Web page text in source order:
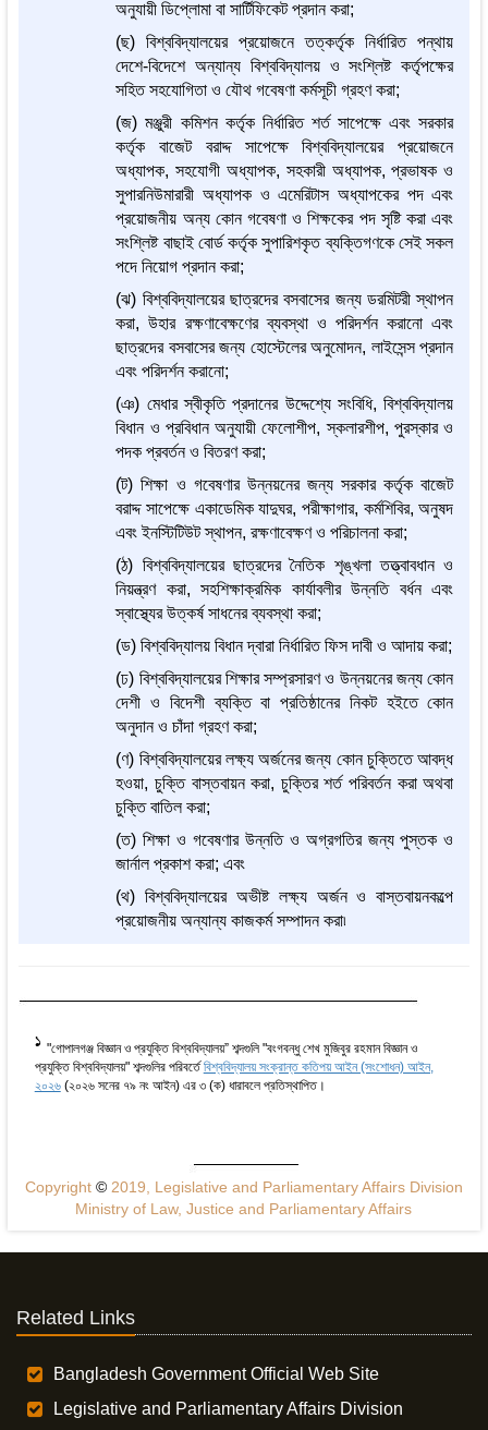
অনুযায়ী ডিপ্লোমা বা সার্টিফিকেট প্রদান করা;
(ছ) বিশ্ববিদ্যালয়ের প্রয়োজনে তত্কর্তৃক নির্ধারিত পন্থায়
দেশে-বিদেশে অন্যান্য বিশ্ববিদ্যালয় ও সংশ্লিষ্ট কর্তৃপক্ষের
সহিত সহযোগিতা ও যৌথ গবেষণা কর্মসূচী গ্রহণ করা;
(জ) মঞ্জুরী কমিশন কর্তৃক নির্ধারিত শর্ত সাপেক্ষে এবং সরকার
কর্তৃক বাজেট বরাদ্দ সাপেক্ষে বিশ্ববিদ্যালয়ের প্রয়োজনে
অধ্যাপক, সহযোগী অধ্যাপক, সহকারী অধ্যাপক, প্রভাষক ও
সুপারনিউমারারী অধ্যাপক ও এমেরিটাস অধ্যাপকের পদ এবং
প্রয়োজনীয় অন্য কোন গবেষণা ও শিক্ষকের পদ সৃষ্টি করা এবং
সংশ্লিষ্ট বাছাই বোর্ড কর্তৃক সুপারিশকৃত ব্যক্তিগণকে সেই সকল
পদে নিয়োগ প্রদান করা;
(ঝ) বিশ্ববিদ্যালয়ের ছাত্রদের বসবাসের জন্য ডরমিটরী স্থাপন
করা, উহার রক্ষণাবেক্ষণের ব্যবস্থা ও পরিদর্শন করানো এবং
ছাত্রদের বসবাসের জন্য হোস্টেলের অনুমোদন, লাইসেন্স প্রদান
এবং পরিদর্শন করানো;
(ঞ) মেধার স্বীকৃতি প্রদানের উদ্দেশ্যে সংবিধি, বিশ্ববিদ্যালয়
বিধান ও প্রবিধান অনুযায়ী ফেলোশীপ, স্কলারশীপ, পুরস্কার ও
পদক প্রবর্তন ও বিতরণ করা;
(ট) শিক্ষা ও গবেষণার উন্নয়নের জন্য সরকার কর্তৃক বাজেট
বরাদ্দ সাপেক্ষে একাডেমিক যাদুঘর, পরীক্ষাগার, কর্মশিবির, অনুষদ
এবং ইনস্টিটিউট স্থাপন, রক্ষণাবেক্ষণ ও পরিচালনা করা;
(ঠ) বিশ্ববিদ্যালয়ের ছাত্রদের নৈতিক শৃঙ্খলা তত্ত্বাবধান ও
নিয়ন্ত্রণ করা, সহশিক্ষাক্রমিক কার্যাবলীর উন্নতি বর্ধন এবং
স্বাস্থ্যের উত্কর্ষ সাধনের ব্যবস্থা করা;
(ড) বিশ্ববিদ্যালয় বিধান দ্বারা নির্ধারিত ফিস দাবী ও আদায় করা;
(ঢ) বিশ্ববিদ্যালয়ের শিক্ষার সম্প্রসারণ ও উন্নয়নের জন্য কোন
দেশী ও বিদেশী ব্যক্তি বা প্রতিষ্ঠানের নিকট হইতে কোন
অনুদান ও চাঁদা গ্রহণ করা;
(ণ) বিশ্ববিদ্যালয়ের লক্ষ্য অর্জনের জন্য কোন চুক্তিতে আবদ্ধ
হওয়া, চুক্তি বাস্তবায়ন করা, চুক্তির শর্ত পরিবর্তন করা অথবা
চুক্তি বাতিল করা;
(ত) শিক্ষা ও গবেষণার উন্নতি ও অগ্রগতির জন্য পুস্তক ও
জার্নাল প্রকাশ করা; এবং
(থ) বিশ্ববিদ্যালয়ের অভীষ্ট লক্ষ্য অর্জন ও বাস্তবায়নকল্পে
প্রয়োজনীয় অন্যান্য কাজকর্ম সম্পাদন করা৷
1 "গোপালগঞ্জ বিজ্ঞান ও প্রযুক্তি বিশ্ববিদ্যালয়” শব্দগুলি "বংগবন্ধু শেখ মুজিবুর রহমান বিজ্ঞান ও
প্রযুক্তি বিশ্ববিদ্যালয়" শব্দগুলির পরিবর্তেবিশ্ববিদ্যালয় সংক্রান্ত কতিপয় আইন (সংশোধন) আইন,
২০২৬(২০২৬ সনের ৭৯ নং আইন) এর ৩ (ক) ধারাবলে প্রতিস্থাপিত।
Copyright ©2019, Legislative and Parliamentary Affairs Division
Ministry of Law, Justice and Parliamentary Affairs
Related Links
Bangladesh Government Official Web Site
Legislative and Parliamentary Affairs Division